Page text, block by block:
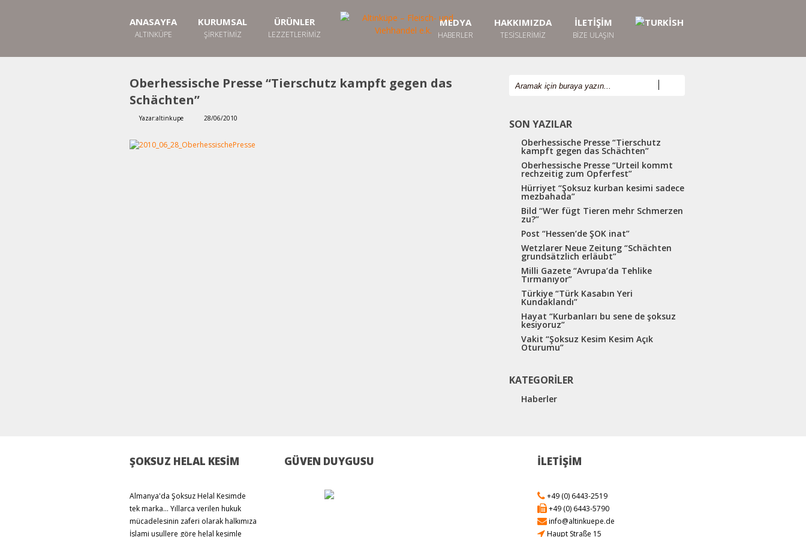
ANASAYFA
ALTINKÜPE
KURUMSAL
ŞIRKETIMIZ
ÜRÜNLER
LEZZETLERIMIZ
MEDYA
HABERLER
HAKKIMIZDA
TESISLERIMIZ
İLETİŞİM
BIZE ULAŞIN
Oberhessische Presse “Tierschutz kampft gegen das
Schächten”
Yazar:altinkupe 28/06/2010 SON YAZILAR
Oberhessische Presse “Tierschutz
kampft gegen das Schächten”
Oberhessische Presse “Urteil kommt
rechzeitig zum Opferfest”
Hürriyet “Şoksuz kurban kesimi sadece
mezbahada”
Bild “Wer fügt Tieren mehr Schmerzen
zu?”
Post “Hessen’de ŞOK inat”
Wetzlarer Neue Zeitung “Schächten
grundsätzlich erläubt”
Milli Gazete “Avrupa’da Tehlike
Tırmanıyor”
Türkiye “Türk Kasabın Yeri
Kundaklandı”
Hayat “Kurbanları bu sene de şoksuz
kesiyoruz”
Vakit “Şoksuz Kesim Kesim Açık
Oturumu”
KATEGORILER
Haberler
ŞOKSUZ HELAL KESIM
Almanya'da Şoksuz Helal Kesimde
tek marka... Yıllarca verilen hukuk
mücadelesinin zaferi olarak halkımıza
İslami usullere göre helal kesimle
GÜVEN DUYGUSU İLETIŞIM
+49 (0) 6443-2519
+49 (0) 6443-5790
info@altinkuepe.de
Haupt Straße 15